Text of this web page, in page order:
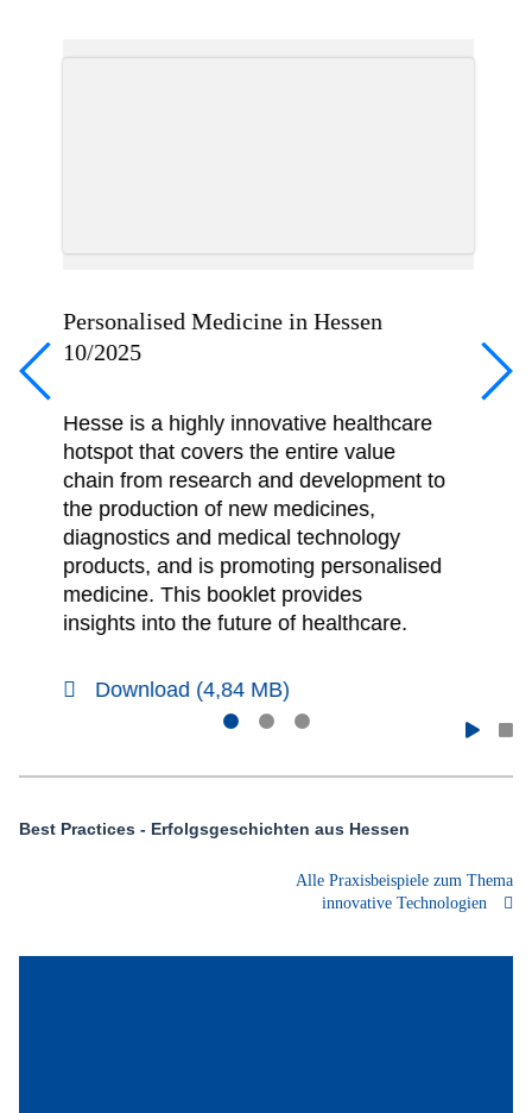
PFAS in der hessischen Wirtschaft
12/2025
PFAS sind technische Multitalente und
daher in vielen Industriezweigen weit
verbreitet. Aufgrund von Umwelt- und
Gesundheitsbedenken sollen sie jedoch
in der EU beschränkt werden. Eine
Online-Umfrage zu der Thematik zeigt
ein Stimmungsbild hessischer
Unternehmen.
Download (1,19 MB)
Best Practices - Erfolgsgeschichten aus Hessen
Alle Praxisbeispiele zum Thema
innovative Technologien